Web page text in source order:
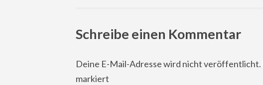
Schreibe einen Kommentar
Deine E-Mail-Adresse wird nicht veröffentlicht.
markiert